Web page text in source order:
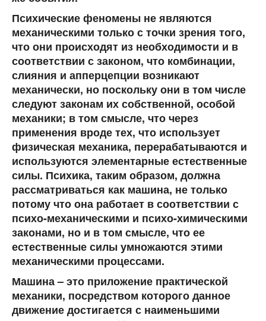
Психические феномены не являются
механическими только с точки зрения того,
что они происходят из необходимости и в
соответствии с законом, что комбинации,
слияния и апперцепции возникают
механически, но поскольку они в том числе
следуют законам их собственной, особой
механики; в том смысле, что через
применения вроде тех, что использует
физическая механика, перерабатываются и
используются элементарные естественные
силы. Психика, таким образом, должна
рассматриваться как машина, не только
потому что она работает в соответствии с
психо-механическими и психо-химическими
законами, но и в том смысле, что ее
естественные силы умножаются этими
механическими процессами.
Машина – это приложение практической
механики, посредством которого данное
движение достигается с наименьшими